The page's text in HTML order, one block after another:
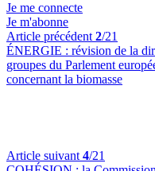
Je me connecte
Je m'abonne
Article précédent 2/21
ÉNERGIE : révision de la
groupes du Parlement
concernant la biomasse
Article suivant 4/21